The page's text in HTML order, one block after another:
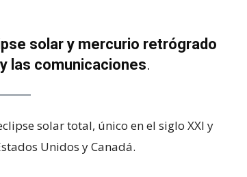
solar y mercurio retrógrado
las comunicaciones.
solar total, único en el siglo XXI y
Unidos y Canadá.